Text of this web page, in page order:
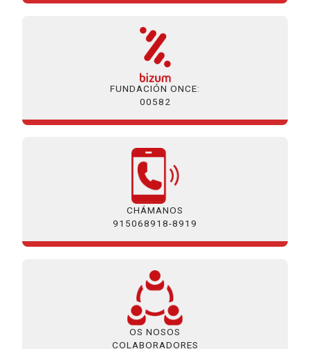
FUNDACIÓN ONCE:
00582
CHÁMANOS
915068918-8919
OS NOSOS
COLABORADORES